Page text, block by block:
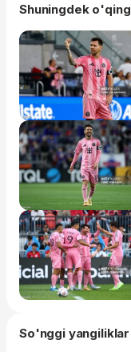
Shuningdek o'qing
So'nggi yangiliklar